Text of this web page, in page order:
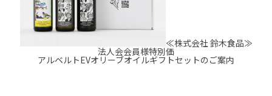
≪株式会社 鈴木食品≫
法人会会員様特別価
アルベルトEVオリーブオイルギフトセットのご案内